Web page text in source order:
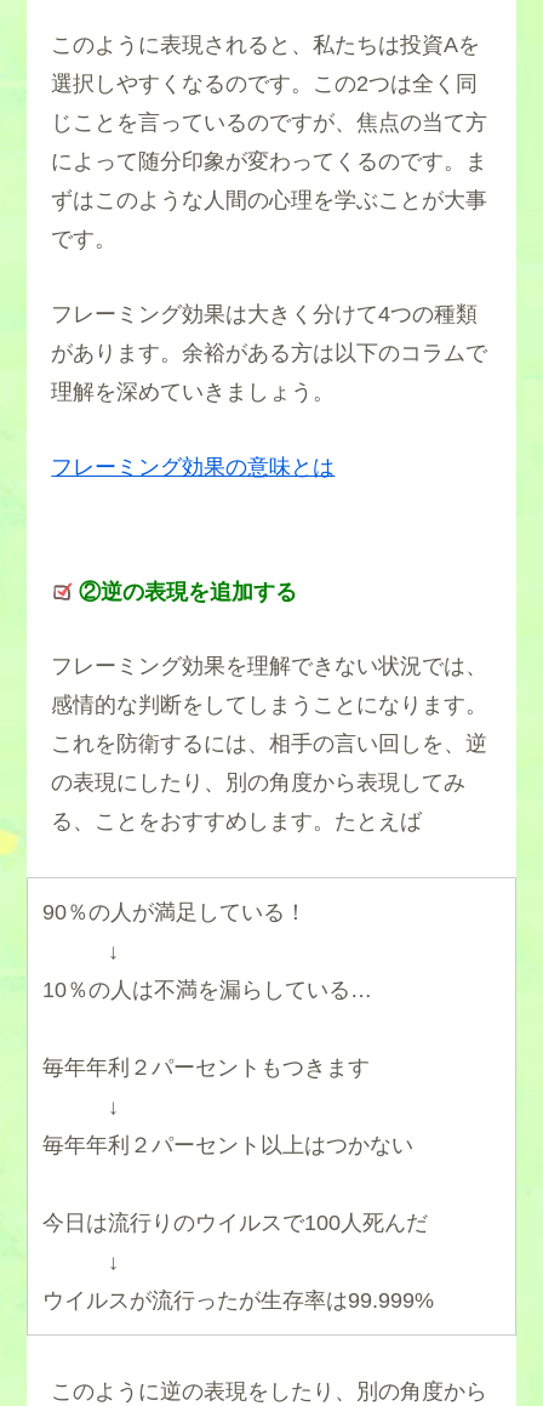
このように表現されると、私たちは投資Aを
選択しやすくなるのです。この2つは全く同
じことを言っているのですが、焦点の当て方
によって随分印象が変わってくるのです。ま
ずはこのような人間の心理を学ぶことが大事
です。
フレーミング効果は大きく分けて4つの種類
があります。余裕がある方は以下のコラムで
理解を深めていきましょう。
フレーミング効果の意味とは
②逆の表現を追加する
フレーミング効果を理解できない状況では、
感情的な判断をしてしまうことになります。
これを防衛するには、相手の言い回しを、逆
の表現にしたり、別の角度から表現してみ
る、ことをおすすめします。たとえば
90％の人が満足している！
↓
10％の人は不満を漏らしている…
毎年年利２パーセントもつきます
↓
毎年年利２パーセント以上はつかない
今日は流行りのウイルスで100人死んだ
↓
ウイルスが流行ったが生存率は99.999%
このように逆の表現をしたり、別の角度から